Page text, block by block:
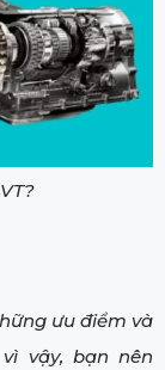
ưu điểm và
vậy, bạn nên